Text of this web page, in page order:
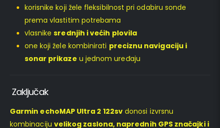
korisnike koji žele fleksibilnost pri odabiru sonde
prema vlastitim potrebama
vlasnikesrednjih i većih plovila
one koji žele kombinirati preciznu navigaciju i
sonar prikaze u jednom uređaju
Zaključak
Garmin echoMAP Ultra 2 122svdonosi izvrsnu
kombinaciju velikog zaslona, naprednih GPS značajki i